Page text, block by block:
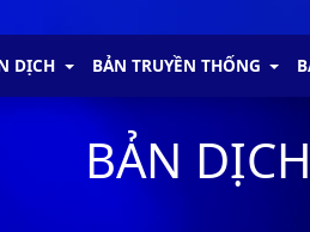
DỊCH BẢN TRUYỀN THỐNG
BẢN
5